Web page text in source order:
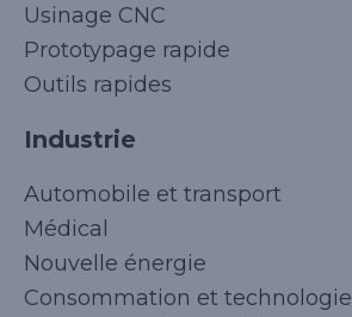
Usinage CNC
Prototypage rapide
Outils rapides
Industrie
Automobile et transport
Médical
Nouvelle énergie
Consommation et technologie